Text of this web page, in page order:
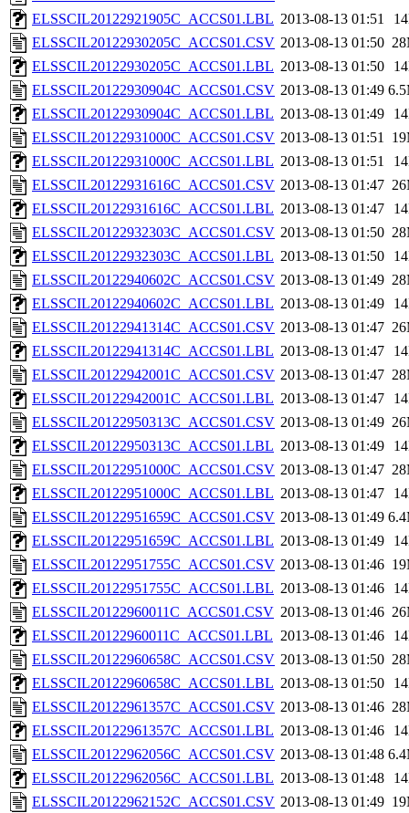
ELSSCIL20122921905C_ACCS01.LBL 2013-08-13 01:51
ELSSCIL20122930205C_ACCS01.CSV 2013-08-13 01:50
ELSSCIL20122930205C_ACCS01.LBL 2013-08-13 01:50
ELSSCIL20122930904C_ACCS01.CSV 2013-08-13 01:49
ELSSCIL20122930904C_ACCS01.LBL 2013-08-13 01:49
ELSSCIL20122931000C_ACCS01.CSV 2013-08-13 01:51
ELSSCIL20122931000C_ACCS01.LBL 2013-08-13 01:51
ELSSCIL20122931616C_ACCS01.CSV 2013-08-13 01:47
ELSSCIL20122931616C_ACCS01.LBL 2013-08-13 01:47
ELSSCIL20122932303C_ACCS01.CSV 2013-08-13 01:50
ELSSCIL20122932303C_ACCS01.LBL 2013-08-13 01:50
ELSSCIL20122940602C_ACCS01.CSV 2013-08-13 01:49
ELSSCIL20122940602C_ACCS01.LBL 2013-08-13 01:49
ELSSCIL20122941314C_ACCS01.CSV 2013-08-13 01:47
ELSSCIL20122941314C_ACCS01.LBL 2013-08-13 01:47
ELSSCIL20122942001C_ACCS01.CSV 2013-08-13 01:47
ELSSCIL20122942001C_ACCS01.LBL 2013-08-13 01:47
ELSSCIL20122950313C_ACCS01.CSV 2013-08-13 01:49
ELSSCIL20122950313C_ACCS01.LBL 2013-08-13 01:49
ELSSCIL20122951000C_ACCS01.CSV 2013-08-13 01:47
ELSSCIL20122951000C_ACCS01.LBL 2013-08-13 01:47
ELSSCIL20122951659C_ACCS01.CSV 2013-08-13 01:49
ELSSCIL20122951659C_ACCS01.LBL 2013-08-13 01:49
ELSSCIL20122951755C_ACCS01.CSV 2013-08-13 01:46
ELSSCIL20122951755C_ACCS01.LBL 2013-08-13 01:46
ELSSCIL20122960011C_ACCS01.CSV 2013-08-13 01:46
ELSSCIL20122960011C_ACCS01.LBL 2013-08-13 01:46
ELSSCIL20122960658C_ACCS01.CSV 2013-08-13 01:50
ELSSCIL20122960658C_ACCS01.LBL 2013-08-13 01:50
ELSSCIL20122961357C_ACCS01.CSV 2013-08-13 01:46
ELSSCIL20122961357C_ACCS01.LBL 2013-08-13 01:46
ELSSCIL20122962056C_ACCS01.CSV 2013-08-13 01:48
ELSSCIL20122962056C_ACCS01.LBL 2013-08-13 01:48
ELSSCIL20122962152C_ACCS01.CSV 2013-08-13 01:49